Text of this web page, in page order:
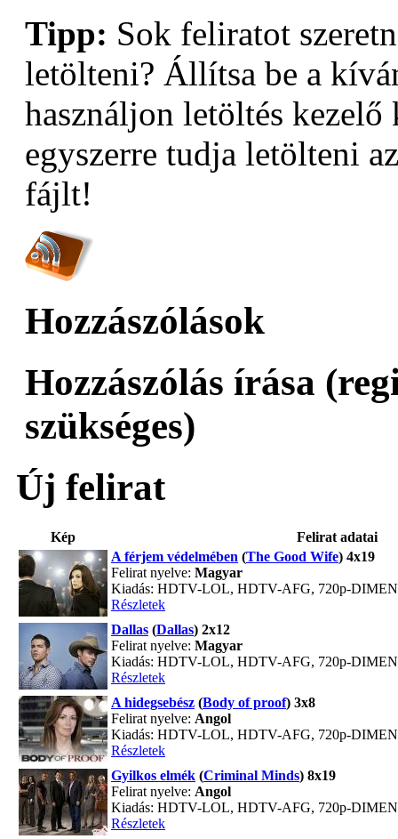
Tipp: Sok feliratot
letölteni? Állítsa be a
használjon letöltés
egyszerre tudja letölteni
fájlt!
Hozzászólások
Hozzászólás írása
szükséges)
Új felirat
Kép
Felirat adatai
A férjem védelmében (The Good Wife) 4x19
Felirat nyelve: Magyar
Kiadás: HDTV-LOL, HDTV-AFG, 720p-
Részletek
Dallas (Dallas) 2x12
Felirat nyelve: Magyar
Kiadás: HDTV-LOL, HDTV-AFG, 720p-
Részletek
A hidegsebész (Body of proof) 3x8
Felirat nyelve: Angol
Kiadás: HDTV-LOL, HDTV-AFG, 720p-
Részletek
Gyilkos elmék (Criminal Minds) 8x19
Felirat nyelve: Angol
Kiadás: HDTV-LOL, HDTV-AFG, 720p-
Részletek